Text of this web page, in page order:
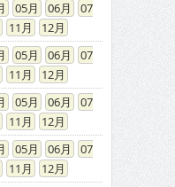
05 06
07
11
12
05 06
07
11
12
05 06
07
11
12
05 06
07
11
12